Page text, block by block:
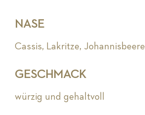
NASE
Cassis, Lakritze, Johannisbeere
GESCHMACK
würzig und gehaltvoll